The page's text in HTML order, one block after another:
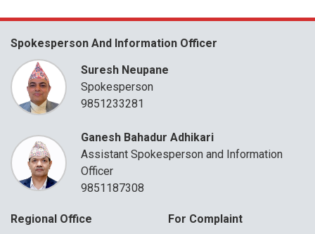
Spokesperson And Information Officer
Suresh Neupane
Spokesperson
9851233281
Ganesh Bahadur Adhikari
Assistant Spokesperson and Information
Officer
9851187308
Regional Office For Complaint